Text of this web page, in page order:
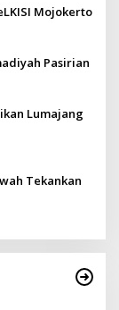
Mojokerto
Pasirian
Lumajang
Tekankan